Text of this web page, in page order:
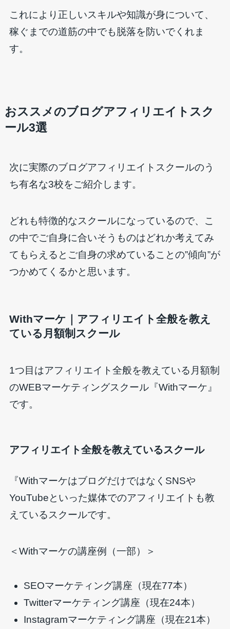
これにより正しいスキルや知識が身について、
稼ぐまでの道筋の中でも脱落を防いでくれま
す。
おススメのブログアフィリエイトスク
ール3選
次に実際のブログアフィリエイトスクールのう
ち有名な3校をご紹介します。
どれも特徴的なスクールになっているので、こ
の中でご自身に合いそうものはどれか考えてみ
てもらえるとご自身の求めていることの”傾向”が
つかめてくるかと思います。
Withマーケ｜アフィリエイト全般を教え
ている月額制スクール
1つ目はアフィリエイト全般を教えている月額制
のWEBマーケティングスクール『Withマーケ』
です。
アフィリエイト全般を教えているスクール
『WithマーケはブログだけではなくSNSや
YouTubeといった媒体でのアフィリエイトも教
えているスクールです。
＜Withマーケの講座例（一部）＞
SEOマーケティング講座（現在77本）
Twitterマーケティング講座（現在24本）
Instagramマーケティング講座（現在21本）